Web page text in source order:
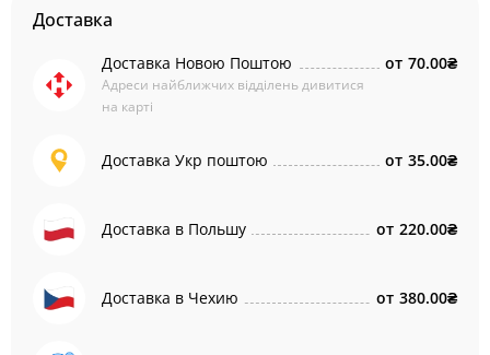
Доставка
Доставка Новою Поштою
Адреси найближчих відділень дивитися
на карті
от 70.00₴
Доставка Укр поштою от 35.00₴
Доставка в Польшу от 220.00₴
Доставка в Чехию от 380.00₴